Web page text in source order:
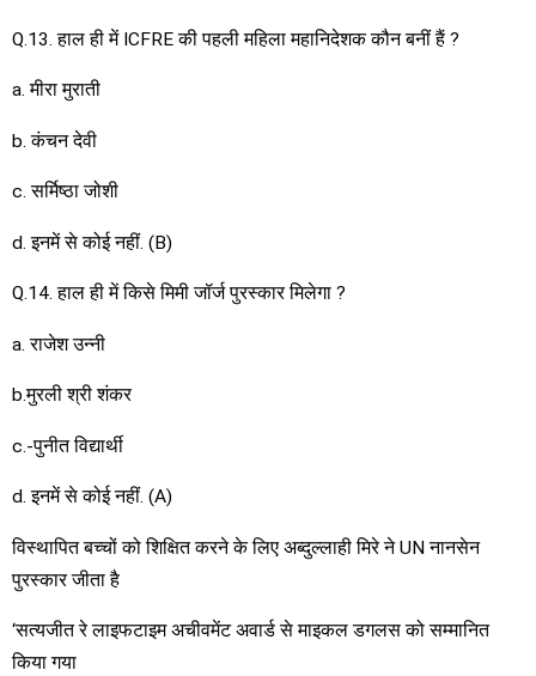
Q.13. हाल ही में ICFRE की पहली महिला महानिदेशक कौन बनीं हैं ?
a. मीरा मुराती
b. कंचन देवी
c. सर्मिष्ठा जोशी
d. इनमें से कोई नहीं. (B)
Q.14. हाल ही में किसे मिमी जॉर्ज पुरस्कार मिलेगा ?
a. राजेश उन्नी
b.मुरली श्री शंकर
c.-पुनीत विद्यार्थी
d. इनमें से कोई नहीं. (A)
विस्थापित बच्चों को शिक्षित करने के लिए अब्दुल्लाही मिरे ने UN नानसेन
पुरस्कार जीता है
‘सत्यजीत रे लाइफटाइम अचीवमेंट अवार्ड से माइकल डगलस को सम्मानित
किया गया